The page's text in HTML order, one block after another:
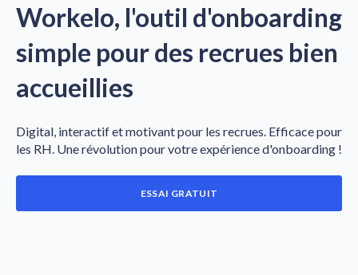
Workelo, l'outil d'onboarding
simple pour des recrues bien
accueillies
Digital, interactif et motivant pour les recrues. Efficace pour
les RH. Une révolution pour votre expérience d'onboarding !
ESSAI GRATUIT